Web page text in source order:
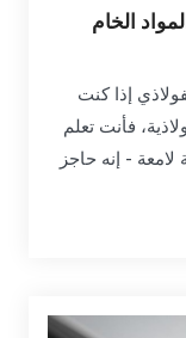
الخام
إذا كنت
فأنت تعلم
- إنه حاجز
من